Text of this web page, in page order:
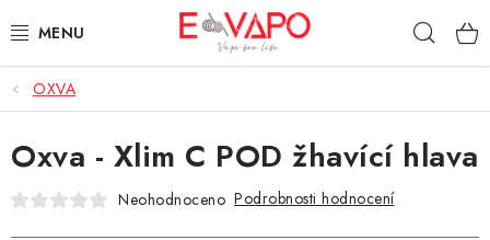
na
3D TISK
TIPY ZA DOBROU CENU
AROMATA A PŘÍCHUTĚ
OXVA
Oxva - Xlim C POD žhavící hlava
Neohodnoceno Podrobnosti hodnocení